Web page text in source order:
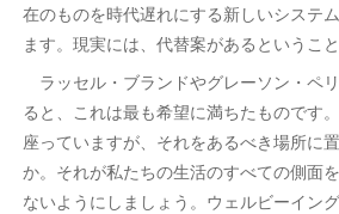
在のものを時代遅れにする新しいシステ
ます。現実には、代替案があるということ
ラッセル・ブランドやグレーソン・ペ
ると、これは最も希望に満ちたものです
座っていますが、それをあるべき場所に
か。それが私たちの生活のすべての側面
ないようにしましょう。ウェルビーイン